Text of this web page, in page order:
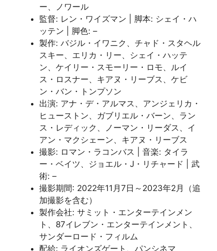
ー、ノワール
監督: レン・ワイズマン | 脚本: シェイ・ハ
ッテン | 脚色: –
製作: バジル・イワニク、チャド・スタヘル
スキー、エリカ・リー、シェイ・ハッテ
ン、ケイリー・スモーリー・ロモ、ルイ
ス・ロスナー、キアヌ・リーブス、ケビ
ン・バン・トンプソン
出演: アナ・デ・アルマス、アンジェリカ・
ヒューストン、ガブリエル・バーン、ラン
ス・レディック、ノーマン・リーダス、イ
アン・マクシェーン、キアヌ・リーブス
撮影: ロマン・ラコンバス | 音楽: タイラ
ー・ベイツ、ジョエル・J・リチャード | 武
術: –
撮影期間: 2022年11月7日～2023年2月（追
加撮影を含む）
製作会社: サミット・エンターテインメン
ト、87イレブン・エンターテインメント、
サンダーロード・フィルム
配給: ライオンズゲート、パンシネマ